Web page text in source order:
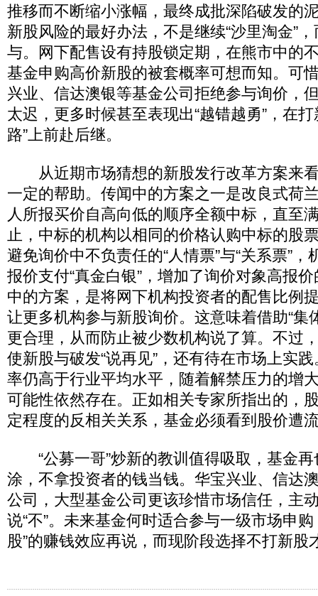
推移而不断缩小涨幅，最终成批深陷破发的
新股风险的最好办法，不是继续“沙里淘金”
与。网下配售设有持股锁定期，在熊市中的
基金申购高价新股的被套概率可想而知。可
兴业、信达澳银等基金公司拒绝参与询价，
太迟，更多时候甚至表现出“越错越勇”，在
路”上前赴后继。
从近期市场猜想的新股发行改革方案来看
一定的帮助。传闻中的方案之一是改良式荷
人所报买价自高向低的顺序全额中标，直至
止，中标的机构以相同的价格认购中标的股
避免询价中不负责任的“人情票”与“关系票”
报价支付“真金白银”，增加了询价对象高报
中的方案，是将网下机构投资者的配售比例
让更多机构参与新股询价。这意味着借助“集
更合理，从而防止被少数机构说了算。不过
使新股与破发“说再见”，还有待在市场上实
率仍高于行业平均水平，随着解禁压力的增
可能性依然存在。正如相关专家所指出的，
定程度的反相关关系，基金必须看到股价遭
“公募一哥”炒新的教训值得吸取，基金再
涂，不拿投资者的钱当钱。华宝兴业、信达
公司，大型基金公司更该珍惜市场信任，主
说“不”。未来基金何时适合参与一级市场申
股”的赚钱效应再说，而现阶段选择不打新股